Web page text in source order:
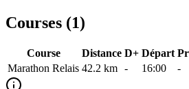
Courses (1)
Course Distance D+ Départ
Marathon Relais 42.2 km - 16:00 -